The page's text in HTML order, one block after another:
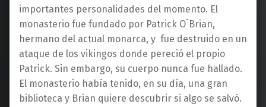
importantes personalidades del momento. El
monasterio fue fundado por Patrick O´Brian,
hermano del actual monarca, y fue destruido en un
ataque de los vikingos donde pereció el propio
Patrick. Sin embargo, su cuerpo nunca fue hallado.
El monasterio había tenido, en su día, una gran
biblioteca y Brian quiere descubrir si algo se salvó.